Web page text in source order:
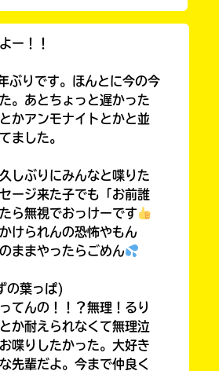
ー！！
ぶりです。ほんとに今の今
。あとちょっと遅かった
かアンモナイトとかと並
ました。
しぶりにみんなと喋りた
ージ来た子でも「お前誰
ら無視でおっけーです
けられんの恐怖やもん
ままやったらごめん
の葉っぱ)
てんの！！？無理！るり
か耐えられなくて無理泣
喋りしたかった。大好き
先輩だよ。今まで仲良く